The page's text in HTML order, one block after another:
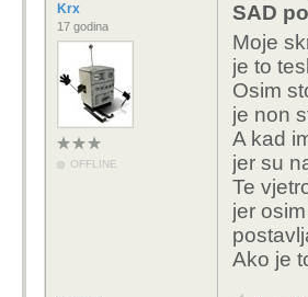
Krx
17 godina
OFFLINE
SAD
Moje
je to
Osim
je non
A kad
jer su
Te
jer
Ako je